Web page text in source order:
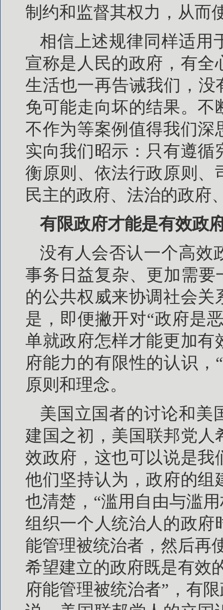
制约和监督其权力，从而
相信上述规律同样适用
宣称是人民的政府，有
生活也一再告诫我们，没
免可能走向坏的结果。
不作为等案例值得我们深
实向我们昭示：只有遵
衡原则、依法行政原则、
民主的政府、法治的政府
有限政府才能是有效政
没有人会否认一个高效
事务日益复杂、更加需要
的公共权威来协调社会
是，即便撇开对“政府是
单就政府怎样才能更加有
府能力的有限性的认识，
原则和理念。
美国立国者的讨论和美
建国之初，美国联邦党
效政府，这也可以说是我
他们坚持认为，政府的组
也清楚，“滥用自由与滥
组织一个人统治人的政府
能管理被统治者，然后再
希望建立的政府既是有效
府能管理被统治者”，有